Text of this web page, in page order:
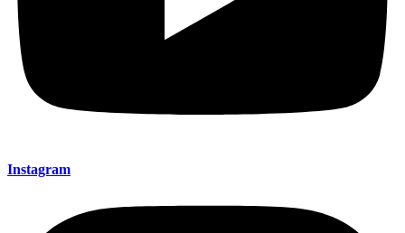
Instagram